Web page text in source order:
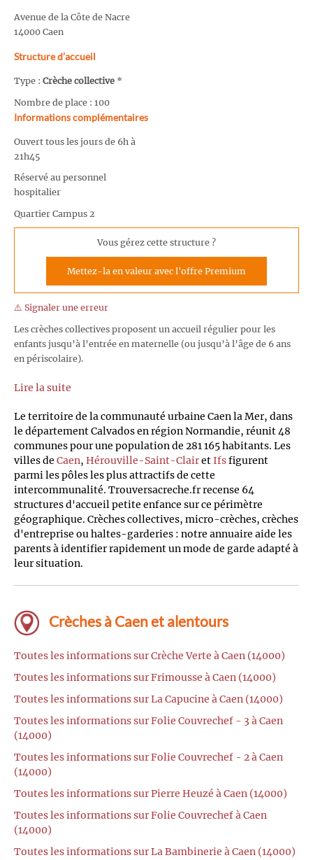
Avenue de la Côte de Nacre
14000 Caen
Structure d’accueil
Type : Crèche collective *
Nombre de place : 100
Informations complémentaires
Ouvert tous les jours de 6h à
21h45
Réservé au personnel
hospitalier
Quartier Campus 2
Vous gérez cette structure ?
Mettez-la en valeur avec l'offre Premium
⚠️ Signaler une erreur
Les crèches collectives proposent un accueil régulier pour les
enfants jusqu’à l’entrée en maternelle (ou jusqu’à l’âge de 6 ans
en périscolaire).
Lire la suite
Le territoire de la communauté urbaine Caen la Mer, dans
le département Calvados en région Normandie, réunit 48
communes pour une population de 281 165 habitants. Les
villes de Caen, Hérouville-Saint-ClairetIfsfigurent
parmi les pôles les plus attractifs de cette
intercommunalité. Trouversacreche.fr recense 64
structures d'accueil petite enfance sur ce périmètre
géographique. Crèches collectives, micro-crèches, crèches
d'entreprise ou haltes-garderies : notre annuaire aide les
parents à identifier rapidement un mode de garde adapté à
leur situation.
Crèches à Caen et alentours
Toutes les informations sur Crèche Verte à Caen (14000)
Toutes les informations sur Frimousse à Caen (14000)
Toutes les informations sur La Capucine à Caen (14000)
Toutes les informations sur Folie Couvrechef - 3 à Caen
(14000)
Toutes les informations sur Folie Couvrechef - 2 à Caen
(14000)
Toutes les informations sur Pierre Heuzé à Caen (14000)
Toutes les informations sur Folie Couvrechef à Caen
(14000)
Toutes les informations sur La Bambinerie à Caen (14000)